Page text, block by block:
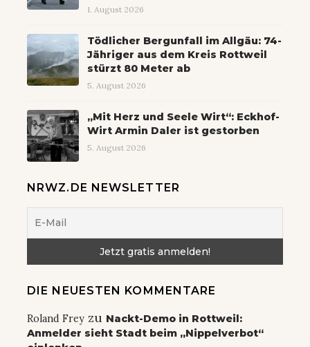
1. August 2026
Tödlicher Bergunfall im Allgäu: 74-
Jähriger aus dem Kreis Rottweil
stürzt 80 Meter ab
5. August 2026
„Mit Herz und Seele Wirt“: Eckhof-
Wirt Armin Daler ist gestorben
5. August 2026
NRWZ.DE NEWSLETTER
DIE NEUESTEN KOMMENTARE
Roland Frey zu Nackt-Demo in Rottweil:
Anmelder sieht Stadt beim „Nippelverbot“